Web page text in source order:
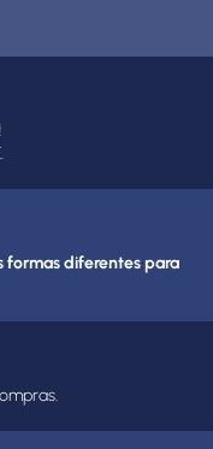
formas diferentes para